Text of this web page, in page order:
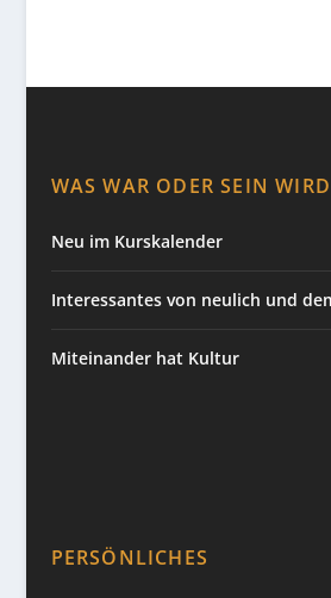
WAS WAR ODER SEIN WIRD
Neu im Kurskalender
Interessantes von neulich und
Miteinander hat Kultur
PERSÖNLICHES